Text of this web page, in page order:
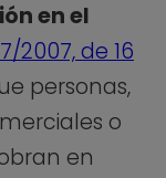
en el
2007, de 16
personas,
o
en